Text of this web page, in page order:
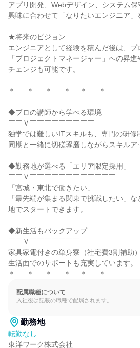
アプリ開発、Webデザイン、システム
興味に合わせて「なりたいエンジニア」
★将来のビジョン
エンジニアとして経験を積んだ後は、プ
「プロジェクトマネージャー」への昇
チェンジも可能です。
＊ … ＊ … ＊ … ＊ …＊ … ＊
◆プロの講師から学べる環境
￣￣Ｖ￣￣￣￣￣￣￣￣￣
独学では難しいITスキルも、専門の研修
同期と一緒に切磋琢磨しながらスキルア
◆勤務地が選べる「エリア限定採用」
￣￣Ｖ￣￣￣￣￣￣￣￣￣￣￣￣
「宮城・東北で働きたい」
「最先端が集まる関東で挑戦したい」
地でスタートできます。
◆新生活もバックアップ
￣￣Ｖ￣￣￣￣￣￣￣
家具家電付きの単身寮（社宅費3割補助
生活面でのサポートも充実しています。
＊ … ＊ … ＊ … ＊ …＊ … ＊
配属職種について
入社後は記載の職種で配属されます。
勤務地
転勤なし
東洋ワーク株式会社